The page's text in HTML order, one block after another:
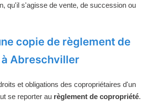
qu'il s'agisse de vente, de succession ou
copie de règlement de
Abreschviller
et obligations des copropriétaires d'un
se reporter au règlement de copropriété.